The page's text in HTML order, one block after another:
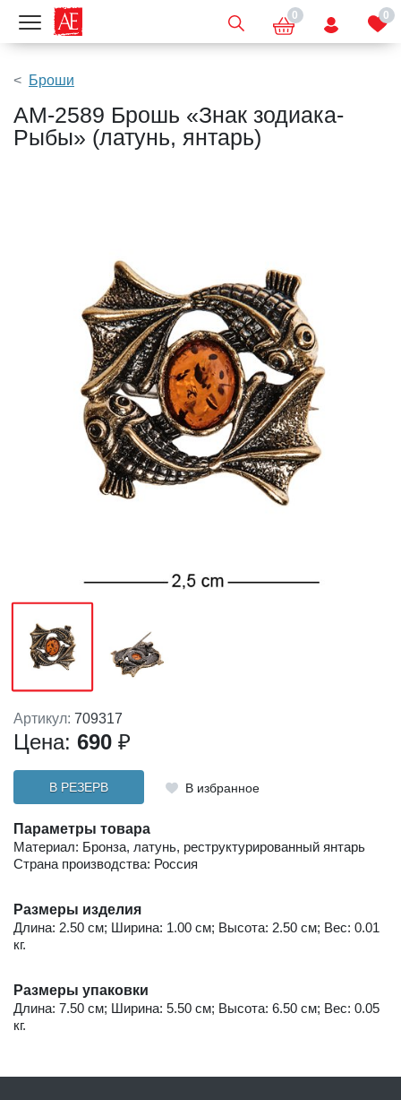
Показать меню 0 0
Броши
AM-2589 Брошь «Знак зодиака-
Рыбы» (латунь, янтарь)
Артикул: 709317
Цена: 690 ₽
В РЕЗЕРВ В избранное
Параметры товара
Материал: Бронза, латунь, реструктурированный янтарь
Страна производства: Россия
Размеры изделия
Длина: 2.50 см; Ширина: 1.00 см; Высота: 2.50 см; Вес: 0.01
кг.
Размеры упаковки
Длина: 7.50 см; Ширина: 5.50 см; Высота: 6.50 см; Вес: 0.05
кг.